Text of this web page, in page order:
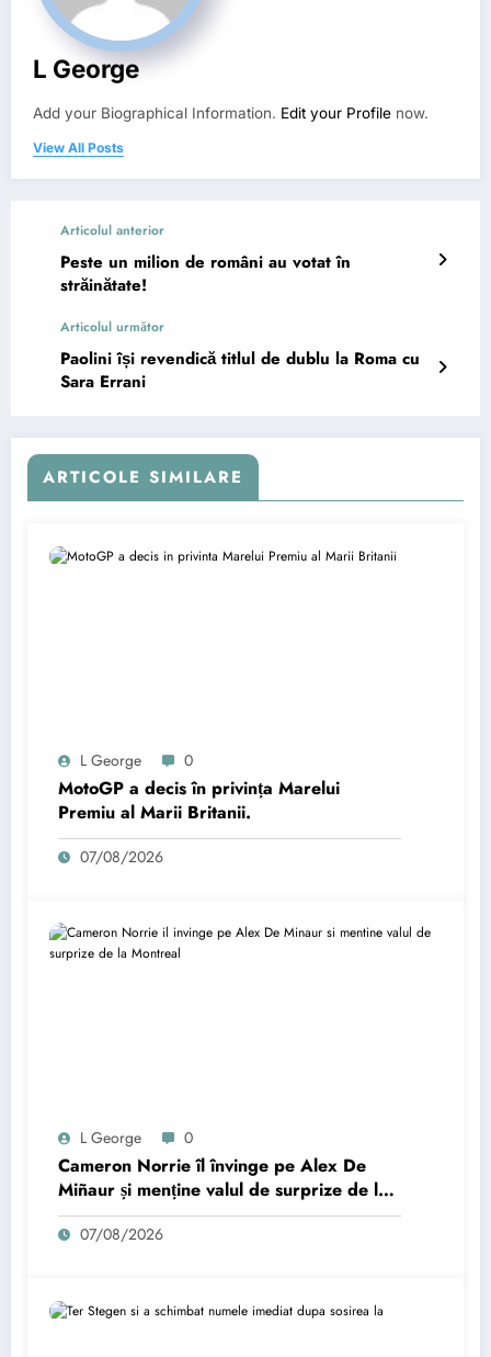
L George
Add your Biographical Information. Edit your Profile now.
View All Posts
Articolul anterior
Peste un milion de români au votat în
străinătate!
Articolul următor
Paolini își revendică titlul de dublu la Roma cu
Sara Errani
ARTICOLE SIMILARE
L George 0
MotoGP a decis în privința Marelui
Premiu al Marii Britanii.
07/08/2026
L George 0
Cameron Norrie îl învinge pe Alex De
Miñaur și menține valul de surprize de la
Montreal.
07/08/2026